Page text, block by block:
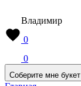
Владимир
0
0
Соберите мне букет